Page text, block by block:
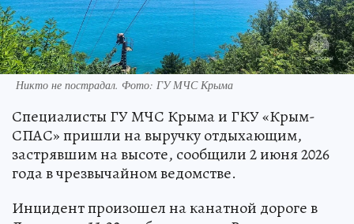
Никто не пострадал. Фото: ГУ МЧС Крыма
Специалисты ГУ МЧС Крыма и ГКУ «Крым-
СПАС» пришли на выручку отдыхающим,
застрявшим на высоте, сообщили 2 июня 2026
года в чрезвычайном ведомстве.
Инцидент произошел на канатной дороге в